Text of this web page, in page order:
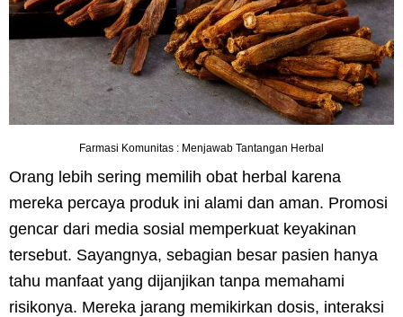
Farmasi Komunitas : Menjawab Tantangan Herbal
Orang lebih sering memilih obat herbal karena
mereka percaya produk ini alami dan aman. Promosi
gencar dari media sosial memperkuat keyakinan
tersebut. Sayangnya, sebagian besar pasien hanya
tahu manfaat yang dijanjikan tanpa memahami
risikonya. Mereka jarang memikirkan dosis, interaksi